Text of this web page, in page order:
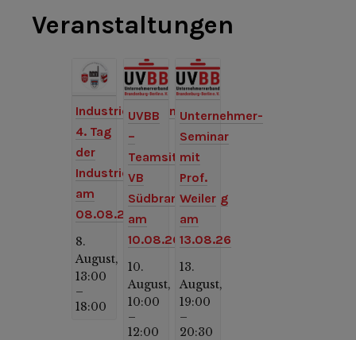
Veranstaltungen
Industriemuseum:
4. Tag
der
Industriekultur
am
08.08.26
8.
August,
13:00
–
18:00
UVBB
–
Teamsitzung
VB
Südbrandenburg
am
10.08.26
10.
August,
10:00
–
12:00
Unternehmer-
Seminar
mit
Prof.
Weiler
am
13.08.26
13.
August,
19:00
–
20:30